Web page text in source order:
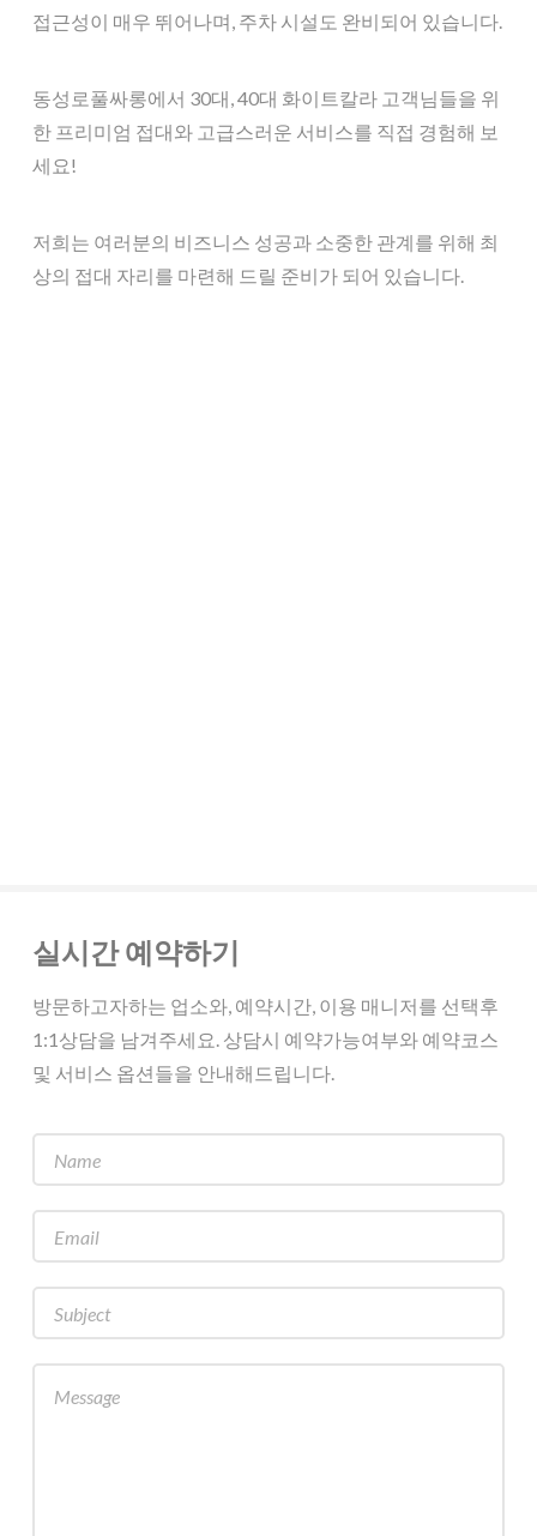
접근성이 매우 뛰어나며, 주차 시설도 완비되어 있습니다.
동성로풀싸롱에서 30대, 40대 화이트칼라 고객님들을 위
한 프리미엄 접대와 고급스러운 서비스를 직접 경험해 보
세요!
저희는 여러분의 비즈니스 성공과 소중한 관계를 위해 최
상의 접대 자리를 마련해 드릴 준비가 되어 있습니다.
실시간 예약하기
방문하고자하는 업소와, 예약시간, 이용 매니저를 선택후
1:1상담을 남겨주세요. 상담시 예약가능여부와 예약코스
및 서비스 옵션들을 안내해드립니다.